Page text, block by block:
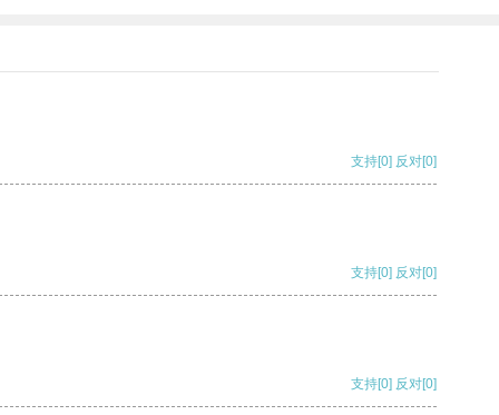
支持[0] 反对[0]
支持[0] 反对[0]
支持[0] 反对[0]